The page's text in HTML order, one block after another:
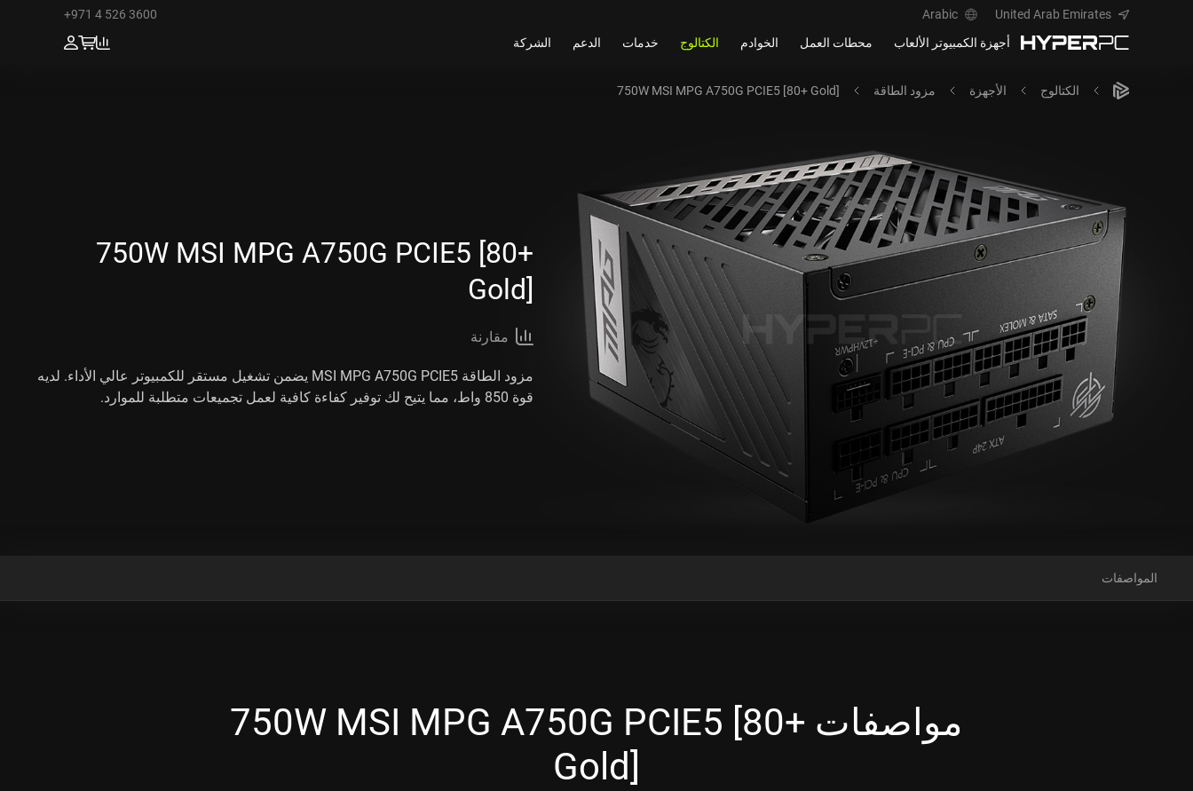
United Arab Emirates
Arabic
+971 4 526 3600
أجهزة الكمبيوتر الألعاب
محطات العمل الخوادم الكتالوج خدمات الدعم الشركة
الكتالوج الأجهزة مزود الطاقة 750W MSI MPG A750G PCIE5 [80+ Gold]
750W MSI MPG A750G PCIE5 [80+
Gold]
مقارنة
مزود الطاقة MSI MPG A750G PCIE5 يضمن تشغيل مستقر للكمبيوتر عالي الأداء. لديه
قوة 850 واط، مما يتيح لك توفير كفاءة كافية لعمل تجميعات متطلبة للموارد.
المواصفات
مواصفات 750W MSI MPG A750G PCIE5 [80+
Gold]